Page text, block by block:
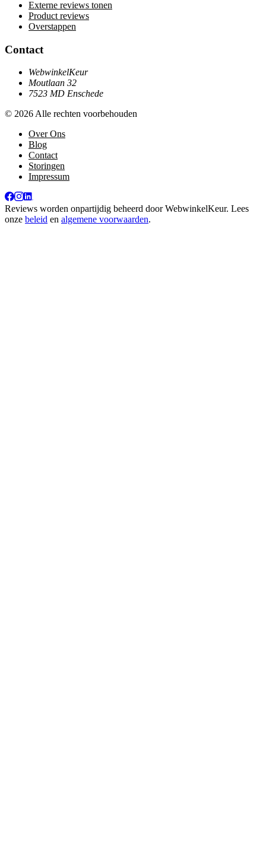
Externe reviews tonen
Product reviews
Overstappen
Contact
WebwinkelKeur
Moutlaan 32
7523 MD Enschede
© 2026 Alle rechten voorbehouden
Over Ons
Blog
Contact
Storingen
Impressum
Reviews worden onpartijdig beheerd doorWebwinkelKeur. Lees
onze beleid en algemene voorwaarden.